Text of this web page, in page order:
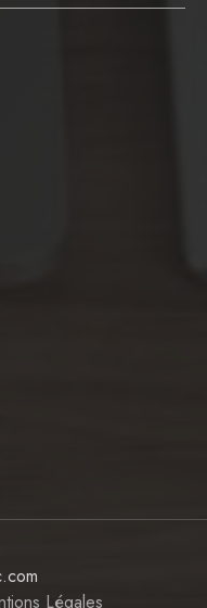
Légales